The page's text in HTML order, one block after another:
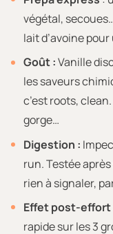
végétal,
lait d’avoine
Goût :Vanille
les saveurs
c’est roots,
gorge…
Digestion :
run. Testée
rien à signaler,
Effet post-effort
rapide sur les 3